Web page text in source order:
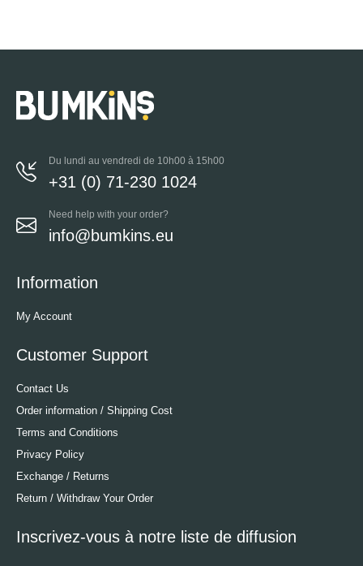
Du lundi au vendredi de 10h00 à 15h00
+31 (0) 71-230 1024
Need help with your order?
info@bumkins.eu
Information
My Account
Customer Support
Contact Us
Order information / Shipping Cost
Terms and Conditions
Privacy Policy
Exchange / Returns
Return / Withdraw Your Order
Inscrivez-vous à notre liste de diffusion